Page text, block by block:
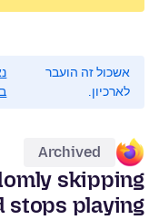
אשכול זה הועבר
לארכיון.
Archived
skipping
stops playing